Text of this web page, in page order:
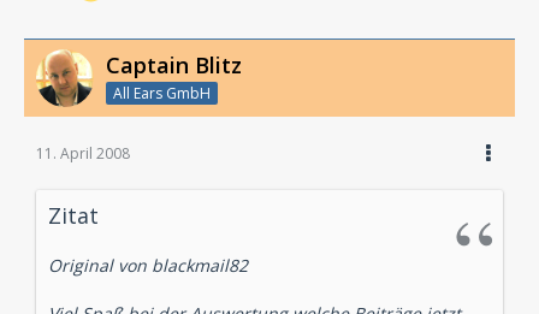
Captain Blitz
All Ears GmbH
11. April 2008
Zitat
Original von blackmail82